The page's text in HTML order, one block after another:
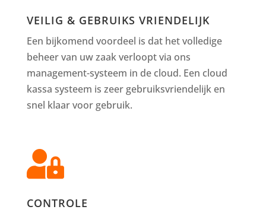
VEILIG & GEBRUIKS VRIENDELIJK
Een bijkomend voordeel is dat het volledige
beheer van uw zaak verloopt via ons
management-systeem in de cloud. Een cloud
kassa systeem is zeer gebruiksvriendelijk en
snel klaar voor gebruik.

CONTROLE